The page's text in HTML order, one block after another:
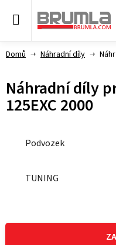
Domů Náhradní díly
Náhradní díly
125EXC 2000
Podvozek
TUNING
V